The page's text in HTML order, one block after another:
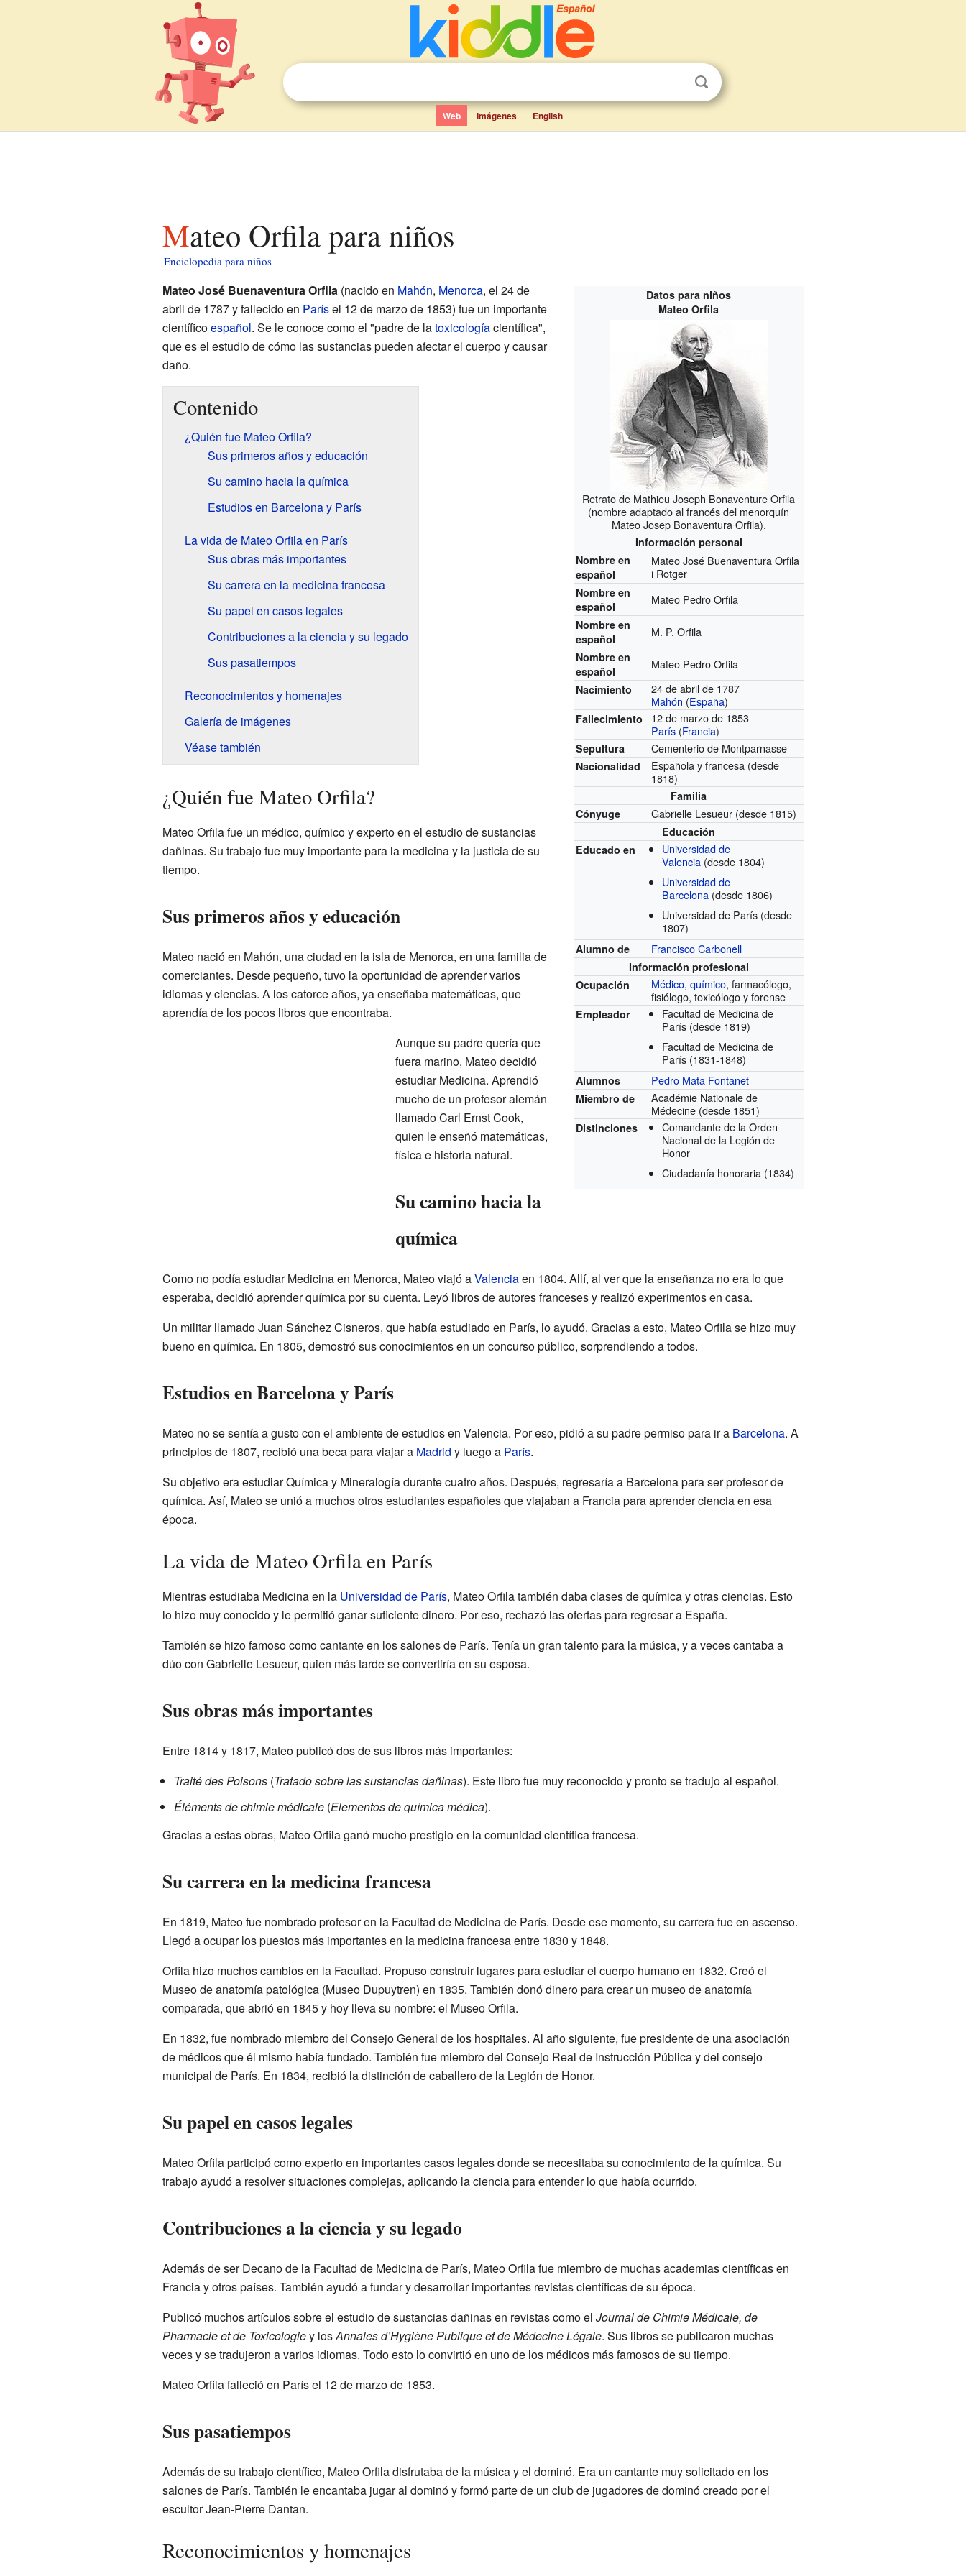
Web Imágenes English
Mateo Orfila para niños
Enciclopedia para niños
Datos para niños
Mateo Orfila
Retrato de Mathieu Joseph Bonaventure Orfila
(nombre adaptado al francés del menorquín
Mateo Josep Bonaventura Orfila).
Información personal
Nombre en
español
Mateo José Buenaventura Orfila
i Rotger
Nombre en
español
Mateo Pedro Orfila
Nombre en
español
M. P. Orfila
Nombre en
español
Mateo Pedro Orfila
Nacimiento
24 de abril de 1787
Mahón (España)
Fallecimiento
12 de marzo de 1853
París (Francia)
Sepultura Cementerio de Montparnasse
Nacionalidad Española y francesa (desde
1818)
Familia
Cónyuge
Gabrielle Lesueur (desde 1815)
Educación
Educado en
Universidad de
Valencia (desde 1804)
Universidad de
Barcelona (desde 1806)
Universidad de París (desde
1807)
Alumno de Francisco Carbonell
Información profesional
Ocupación
Médico,químico, farmacólogo,
fisiólogo, toxicólogo y forense
Empleador
Facultad de Medicina de
París (desde 1819)
Facultad de Medicina de
París (1831-1848)
Alumnos Pedro Mata Fontanet
Miembro de
Académie Nationale de
Médecine (desde 1851)
Distinciones
Comandante de la Orden
Nacional de la Legión de
Honor
Ciudadanía honoraria (1834)
Mateo José Buenaventura Orfila(nacido en Mahón, Menorca, el 24 de
abril de 1787 y fallecido en Parísel 12 de marzo de 1853) fue un importante
científicoespañol. Se le conoce como el "padre de latoxicologíacientífica",
que es el estudio de cómo las sustancias pueden afectar el cuerpo y causar
daño.
Contenido
¿Quién fue Mateo Orfila?
Sus primeros años y educación
Su camino hacia la química
Estudios en Barcelona y París
La vida de Mateo Orfila en París
Sus obras más importantes
Su carrera en la medicina francesa
Su papel en casos legales
Contribuciones a la ciencia y su legado
Sus pasatiempos
Reconocimientos y homenajes
Galería de imágenes
Véase también
¿Quién fue Mateo Orfila?
Mateo Orfila fue un médico, químico y experto en el estudio de sustancias
dañinas. Su trabajo fue muy importante para la medicina y la justicia de su
tiempo.
Sus primeros años y educación
Mateo nació en Mahón, una ciudad en la isla de Menorca, en una familia de
comerciantes. Desde pequeño, tuvo la oportunidad de aprender varios
idiomas y ciencias. A los catorce años, ya enseñaba matemáticas, que
aprendía de los pocos libros que encontraba.
Aunque su padre quería que
fuera marino, Mateo decidió
estudiar Medicina. Aprendió
mucho de un profesor alemán
llamado Carl Ernst Cook,
quien le enseñó matemáticas,
física e historia natural.
Su camino hacia la
química
Como no podía estudiar Medicina en Menorca, Mateo viajó aValenciaen 1804. Allí, al ver que la enseñanza no era lo que
esperaba, decidió aprender química por su cuenta. Leyó libros de autores franceses y realizó experimentos en casa.
Un militar llamado Juan Sánchez Cisneros, que había estudiado en París, lo ayudó. Gracias a esto, Mateo Orfila se hizo muy
bueno en química. En 1805, demostró sus conocimientos en un concurso público, sorprendiendo a todos.
Estudios en Barcelona y París
Mateo no se sentía a gusto con el ambiente de estudios en Valencia. Por eso, pidió a su padre permiso para ir a Barcelona. A
principios de 1807, recibió una beca para viajar a Madrid y luego a París.
Su objetivo era estudiar Química y Mineralogía durante cuatro años. Después, regresaría a Barcelona para ser profesor de
química. Así, Mateo se unió a muchos otros estudiantes españoles que viajaban a Francia para aprender ciencia en esa
época.
La vida de Mateo Orfila en París
Mientras estudiaba Medicina en la Universidad de París, Mateo Orfila también daba clases de química y otras ciencias. Esto
lo hizo muy conocido y le permitió ganar suficiente dinero. Por eso, rechazó las ofertas para regresar a España.
También se hizo famoso como cantante en los salones de París. Tenía un gran talento para la música, y a veces cantaba a
dúo con Gabrielle Lesueur, quien más tarde se convertiría en su esposa.
Sus obras más importantes
Entre 1814 y 1817, Mateo publicó dos de sus libros más importantes:
Traité des Poisons(Tratado sobre las sustancias dañinas). Este libro fue muy reconocido y pronto se tradujo al español.
Éléments de chimie médicale(Elementos de química médica).
Gracias a estas obras, Mateo Orfila ganó mucho prestigio en la comunidad científica francesa.
Su carrera en la medicina francesa
En 1819, Mateo fue nombrado profesor en la Facultad de Medicina de París. Desde ese momento, su carrera fue en ascenso.
Llegó a ocupar los puestos más importantes en la medicina francesa entre 1830 y 1848.
Orfila hizo muchos cambios en la Facultad. Propuso construir lugares para estudiar el cuerpo humano en 1832. Creó el
Museo de anatomía patológica (Museo Dupuytren) en 1835. También donó dinero para crear un museo de anatomía
comparada, que abrió en 1845 y hoy lleva su nombre: el Museo Orfila.
En 1832, fue nombrado miembro del Consejo General de los hospitales. Al año siguiente, fue presidente de una asociación
de médicos que él mismo había fundado. También fue miembro del Consejo Real de Instrucción Pública y del consejo
municipal de París. En 1834, recibió la distinción de caballero de la Legión de Honor.
Su papel en casos legales
Mateo Orfila participó como experto en importantes casos legales donde se necesitaba su conocimiento de la química. Su
trabajo ayudó a resolver situaciones complejas, aplicando la ciencia para entender lo que había ocurrido.
Contribuciones a la ciencia y su legado
Además de ser Decano de la Facultad de Medicina de París, Mateo Orfila fue miembro de muchas academias científicas en
Francia y otros países. También ayudó a fundar y desarrollar importantes revistas científicas de su época.
Publicó muchos artículos sobre el estudio de sustancias dañinas en revistas como el Journal de Chimie Médicale, de
Pharmacie et de Toxicologiey losAnnales d’Hygiène Publique et de Médecine Légale. Sus libros se publicaron muchas
veces y se tradujeron a varios idiomas. Todo esto lo convirtió en uno de los médicos más famosos de su tiempo.
Mateo Orfila falleció en París el 12 de marzo de 1853.
Sus pasatiempos
Además de su trabajo científico, Mateo Orfila disfrutaba de la música y el dominó. Era un cantante muy solicitado en los
salones de París. También le encantaba jugar al dominó y formó parte de un club de jugadores de dominó creado por el
escultor Jean-Pierre Dantan.
Reconocimientos y homenajes